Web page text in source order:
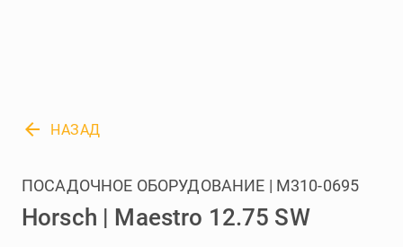
arrow_back НАЗАД
Horsch | Maestro 12.75 SW
ПОСАДОЧНОЕ ОБОРУДОВАНИЕ | M310-0695